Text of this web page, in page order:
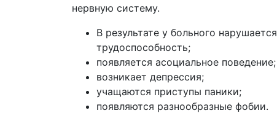
нервную систему.
В результате у больного нарушается
трудоспособность;
появляется асоциальное поведение;
возникает депрессия;
учащаются приступы паники;
появляются разнообразные фобии.